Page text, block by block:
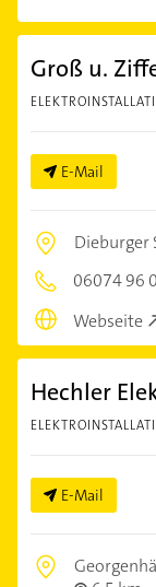
Groß u.
E-Mail
Dieburger
06074 96
Webseite
Hechler
E-Mail